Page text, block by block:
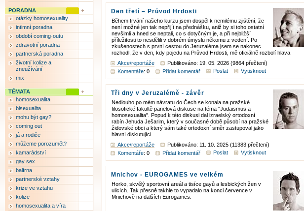
Den třetí – Průvod Hrdosti
Během trvání našeho kurzu jsem dospěl k nemilému zjištění, že
není možné jen tak nepřijít na přednášku, aniž by si toho ostatní
nevšimli a hned se neptali, co s dotyčným je, a při nejbližší
příležitosti to nesdělili v dobrém úmyslu někomu z vedení. Po
zkušenostech s první cestou do Jeruzaléma jsem se nakonec
rozhodl, že v den, kdy pojedu na Průvod Hrdosti, mě oficiálně rozbolí hlava.
Akce/reportáže
Publikováno: 19. 05. 2026 (9864 přečtení)
Komentáře: 0 Přidat komentář Poslat Vytisknout
Tři dny v Jeruzalémě - závěr
Nedlouho po mém návratu do Čech se konala na pražské
filosofické fakultě panelová diskuse na téma "Judaismus a
homosexualita". Popud k této diskusi dal izraelský ortodoxní
rabín Jehuda Ješarim, který v současné době působí na pražské
židovské obci a který sám také ortodoxní směr zastupoval jako
hlavní diskutující.
Akce/reportáže
Publikováno: 11. 10. 2025 (11383 přečtení)
Komentáře: 0 Přidat komentář Poslat Vytisknout
Mnichov - EUROGAMES ve velkém
Horko, skvělý sportovní areál a tisíce gayů a lesbických žen v
ulicích. Tak přesně takhle to vypadalo na konci července v
Mnichově na dalších Eurogames.
PORADNA
otázky homosexuality
intimní poradna
období coming-outu
zdravotní poradna
partnerská poradna
životní kolize a
zneužívání
mix
TÉMATA
homosexualita
bisexualita
mohu být gay?
coming out
já a rodiče
můžeme porozumět?
kamarádství
gay sex
balírna
partnerské vztahy
krize ve vztahu
kolize
homosexualita a víra